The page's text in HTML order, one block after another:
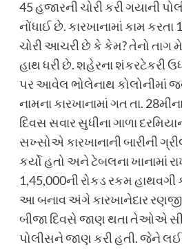
45 હજારની ચોરી કરી ગયાની
નોંધાઈ છે. કારખાનામાં કામ
ચોરી આચરી છે કે કેમ? તેનો તાગ
હાથ ધરી છે. શહેરના શંકરટેકરી
પર આવેલ ભોલેનાથ કોલોનીમાં
નામના કારખાનામાં ગત તા.
દિવસ સવાર સુધીના ગાળા
સખ્સોએ કારખાનાની બારીની
કર્યો હતો અને ટેબલના ખાનામાં
1,45,000ની રોકડ રકમ હાથવગી
આ બનાવ અંગે કારખાનેદાર
બીજા દિવસે જાણ થતા તેઓએ
પોલીસને જાણ કરી હતી. જેને